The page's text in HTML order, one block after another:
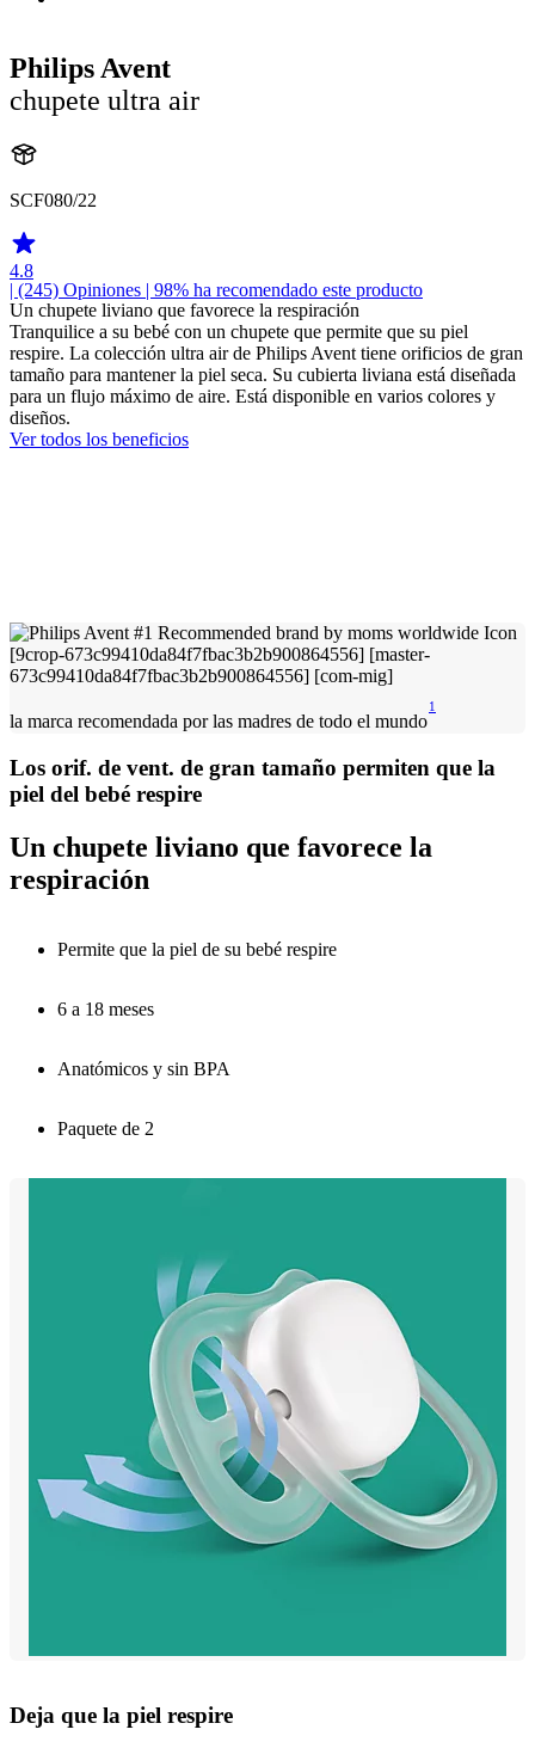
Philips Avent
chupete ultra air
SCF080/22
4.8
| (245) Opiniones | 98% ha recomendado este producto
Un chupete liviano que favorece la respiración
Tranquilice a su bebé con un chupete que permite que su piel
respire. La colección ultra air de Philips Avent tiene orificios de gran
tamaño para mantener la piel seca. Su cubierta liviana está diseñada
para un flujo máximo de aire. Está disponible en varios colores y
diseños.
Ver todos los beneficios
la marca recomendada por las madres de todo el mundo
1
Los orif. de vent. de gran tamaño permiten que la
piel del bebé respire
Un chupete liviano que favorece la
respiración
Permite que la piel de su bebé respire
6 a 18 meses
Anatómicos y sin BPA
Paquete de 2
Deja que la piel respire